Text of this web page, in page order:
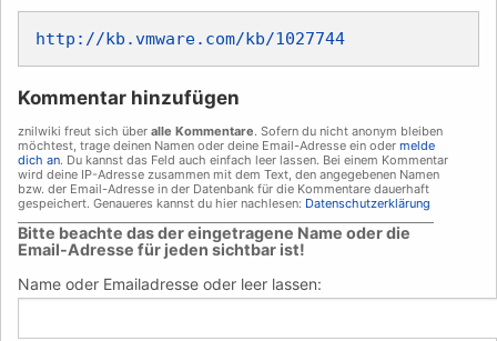
http://kb.vmware.com/kb/1027744
Kommentar hinzufügen
znilwiki freut sich über alle Kommentare. Sofern du nicht anonym bleiben
möchtest, trage deinen Namen oder deine Email-Adresse ein oder melde
dich an. Du kannst das Feld auch einfach leer lassen. Bei einem Kommentar
wird deine IP-Adresse zusammen mit dem Text, den angegebenen Namen
bzw. der Email-Adresse in der Datenbank für die Kommentare dauerhaft
gespeichert. Genaueres kannst du hier nachlesen: Datenschutzerklärung
Bitte beachte das der eingetragene Name oder die
Email-Adresse für jeden sichtbar ist!
Name oder Emailadresse oder leer lassen: